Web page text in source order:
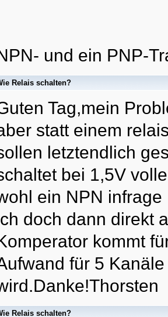
und ein PNP-
Relais schalten?
Tag,mein
statt einem
letztendlich
bei 1,5V
ein NPN
doch dann direkt
kommt
für 5
Relais schalten?